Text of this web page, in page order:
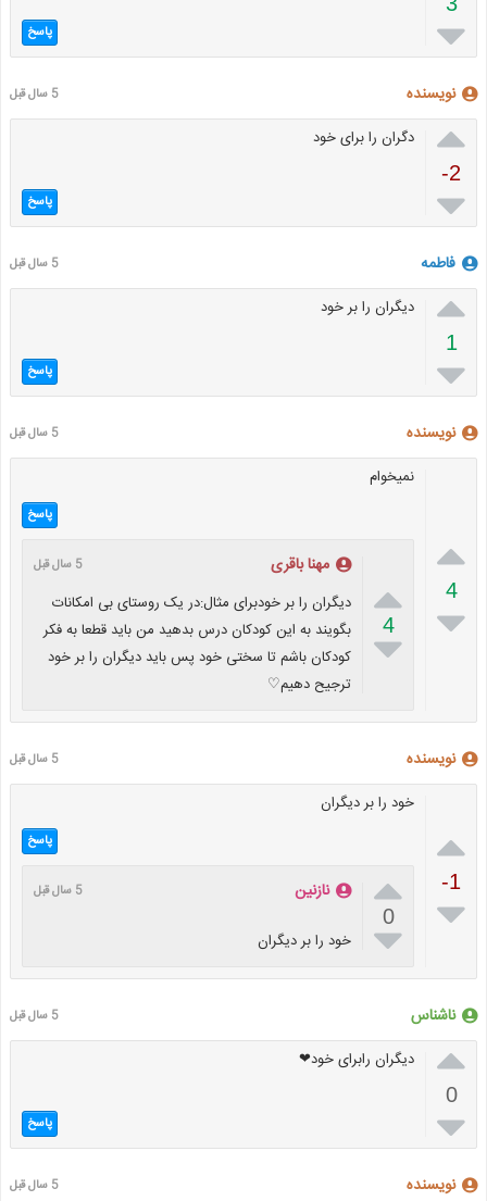
 پاسخ
نویسنده 5 سال قبل

-2

دگران را برای خود
پاسخ
فاطمه 5 سال قبل

1

دیگران را بر خود
پاسخ
نویسنده 5 سال قبل

4

نمیخوام
پاسخ

4

مهنا باقری 5 سال قبل
دیگران را بر خودبرای مثال:در یک روستای بی امکانات
بگویند به این کودکان درس بدهید من باید قطعا به فکر
کودکان باشم تا سختی خود پس باید دیگران را بر خود
ترجیح دهیم♡
نویسنده 5 سال قبل

-1

خود را بر دیگران
پاسخ

0

نازنین 5 سال قبل
خود را بر دیگران
ناشناس 5 سال قبل

0

دیگران رابرای خود❤
پاسخ
نویسنده 5 سال قبل